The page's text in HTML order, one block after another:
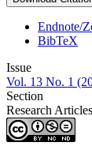
Endnote/
BibTeX
Issue
Vol. 13 No. 1
Section
Research Articles